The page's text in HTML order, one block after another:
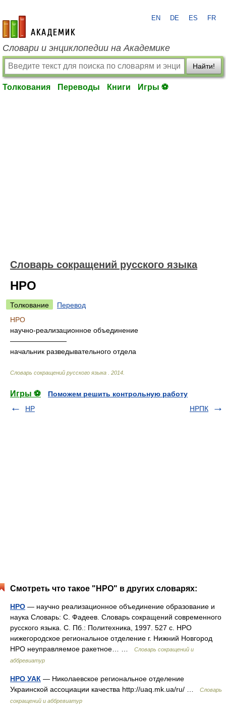
academic.ru
EN DE ES FR
Словари и энциклопедии на Академике
Найти!
Толкования Переводы Книги Игры ⚽
Словарь сокращений русского языка
НРО
Толкование
Перевод
НРО
научно-реализационное объединение
————————
начальник разведывательного отдела
Словарь сокращений русского языка 2014
Игры ⚽
Поможем решить контрольную работу
НР
НРПК
Смотреть что такое "НРО" в других словарях:
НРО — научно реализационное объединение образование и
наука Словарь: С. Фадеев. Словарь сокращений современного
русского языка. С. Пб.: Политехника, 1997. 527 с. НРО
нижегородское региональное отделение г. Нижний Новгород
НРО неуправляемое ракетное… …
Словарь сокращений и
аббревиатур
НРО УАК — Николаевское региональное отделение
Украинской ассоциации качества http://uaq.mk.ua/​ru/​ …
Словарь
сокращений и аббревиатур